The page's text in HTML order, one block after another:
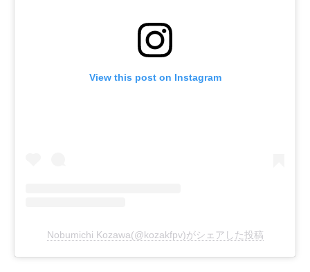
View this post on Instagram
Nobumichi Kozawa(@kozakfpv)がシェアした投稿